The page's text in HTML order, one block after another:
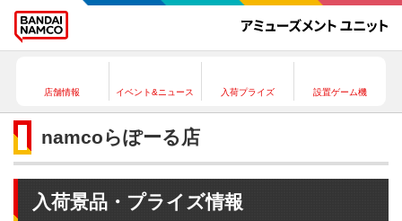
店舗情報 イベント&ニュース 入荷プライズ 設置ゲーム機
namcoらぽーる店
入荷景品・プライズ情報